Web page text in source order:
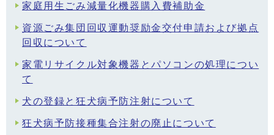
家庭用生ごみ減量化機器購入費補助金
資源ごみ集団回収運動奨励金交付申請および拠点
回収について
家電リサイクル対象機器とパソコンの処理につい
て
犬の登録と狂犬病予防注射について
狂犬病予防接種集合注射の廃止について